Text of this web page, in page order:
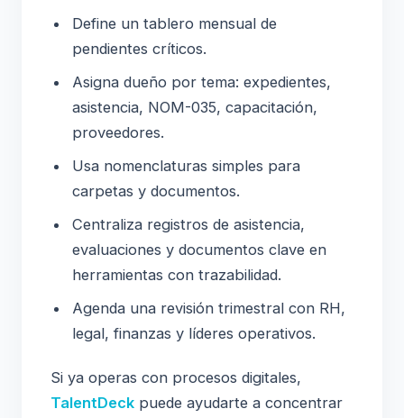
Define un tablero mensual de
pendientes críticos.
Asigna dueño por tema: expedientes,
asistencia, NOM-035, capacitación,
proveedores.
Usa nomenclaturas simples para
carpetas y documentos.
Centraliza registros de asistencia,
evaluaciones y documentos clave en
herramientas con trazabilidad.
Agenda una revisión trimestral con RH,
legal, finanzas y líderes operativos.
Si ya operas con procesos digitales,
TalentDeck puede ayudarte a concentrar